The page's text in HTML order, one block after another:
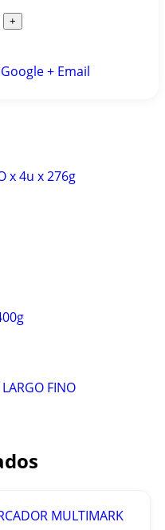
+
Google + Email
x 4u x 276g
FINO